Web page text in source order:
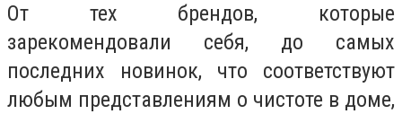
От тех брендов, которые
зарекомендовали себя, до самых
последних новинок, что соответствуют
любым представлениям о чистоте в доме,